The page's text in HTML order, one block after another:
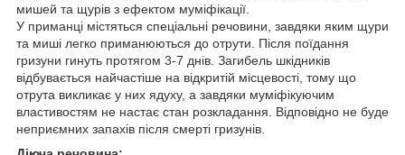
мишей та щурів з ефектом муміфікації.
У приманці містяться спеціальні речовини, завдяки яким щури
та миші легко приманюються до отрути. Після поїдання
гризуни гинуть протягом 3-7 днів. Загибель шкідників
відбувається найчастіше на відкритій місцевості, тому що
отрута викликає у них ядуху, а завдяки муміфікуючим
властивостям не настає стан розкладання. Відповідно не буде
неприємних запахів після смерті гризунів.